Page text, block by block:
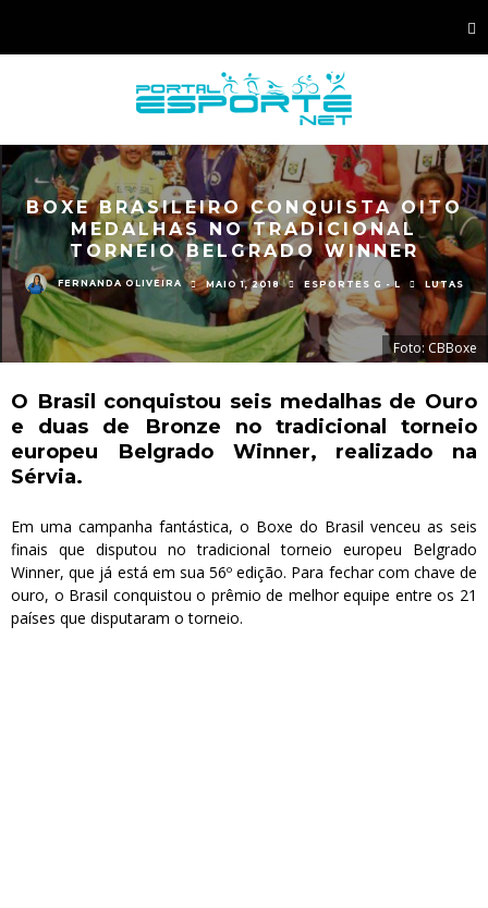
BOXE BRASILEIRO CONQUISTA OITO
MEDALHAS NO TRADICIONAL
TORNEIO BELGRADO WINNER
FERNANDA OLIVEIRA MAIO 1, 2018 ESPORTES G - L LUTAS
Foto: CBBoxe
O Brasil conquistou seis medalhas de Ouro
e duas de Bronze no tradicional torneio
europeu Belgrado Winner, realizado na
Sérvia.
Em uma campanha fantástica, o Boxe do Brasil venceu as seis
finais que disputou no tradicional torneio europeu Belgrado
Winner, que já está em sua 56º edição. Para fechar com chave de
ouro, o Brasil conquistou o prêmio de melhor equipe entre os 21
países que disputaram o torneio.